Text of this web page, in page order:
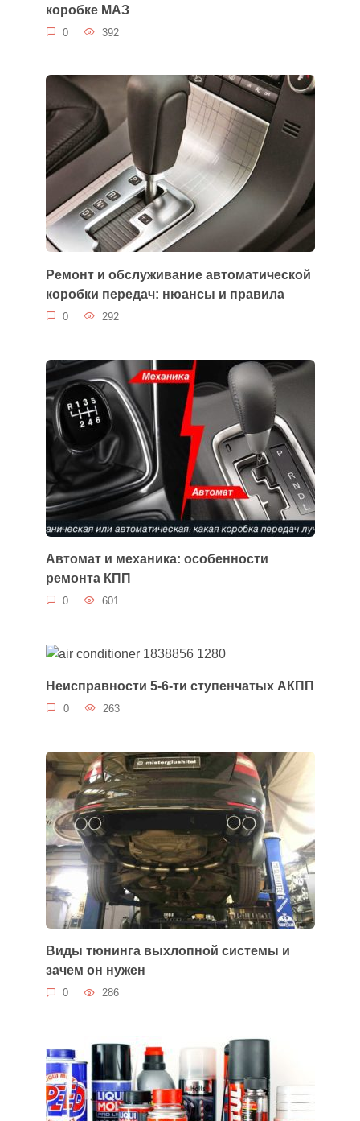
коробке МАЗ
0 392
Ремонт и обслуживание автоматической
коробки передач: нюансы и правила
0 292
Автомат и механика: особенности
ремонта КПП
0 601
Неисправности 5-6-ти ступенчатых АКПП
0 263
Виды тюнинга выхлопной системы и
зачем он нужен
0 286